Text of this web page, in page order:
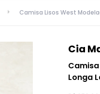
Camisa Lisos West
Cia
Longa